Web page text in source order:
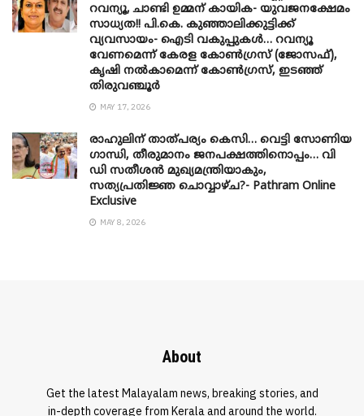
റവന്യൂ, ചാണ്ടി ഉമ്മന് കായിക- യുവജനക്ഷേമം
സാധ്യത!! പി.കെ. കുഞ്ഞാലിക്കുട്ടിക്ക്
വ്യവസായം- ഐടി വകുപ്പുകൾ… റവന്യൂ
വേണമെന്ന് കേരള കോൺഗ്രസ് (ജോസഫ്),
കൃഷി നൽകാമെന്ന് കോൺഗ്രസ്, ഇടഞ്ഞ്
തിരുവഞ്ചൂർ
MAY 17, 2026
രാഹുലിന് താത്പര്യം കെസി… വെട്ടി സോണിയ
​ഗാന്ധി, തീരുമാനം ജനപക്ഷത്തിനൊപ്പം… വി
ഡി സതീശൻ മുഖ്യമന്ത്രിയാകും,
സത്യപ്രതിജ്ഞ ചൊവ്വാഴ്ച?- Pathram Online
Exclusive
MAY 8, 2026
About
Get the latest Malayalam news, breaking stories, and
in-depth coverage from Kerala and around the world.